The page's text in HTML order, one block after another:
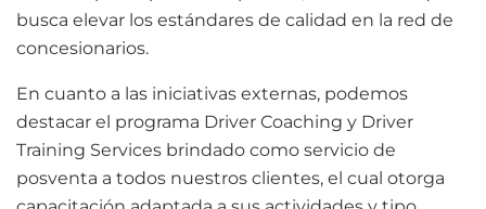
busca elevar los estándares de calidad en la red de
concesionarios.
En cuanto a las iniciativas externas, podemos
destacar el programa Driver Coaching y Driver
Training Services brindado como servicio de
posventa a todos nuestros clientes, el cual otorga